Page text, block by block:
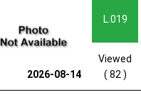
2026-08-14
L.019
Viewed
( 82 )